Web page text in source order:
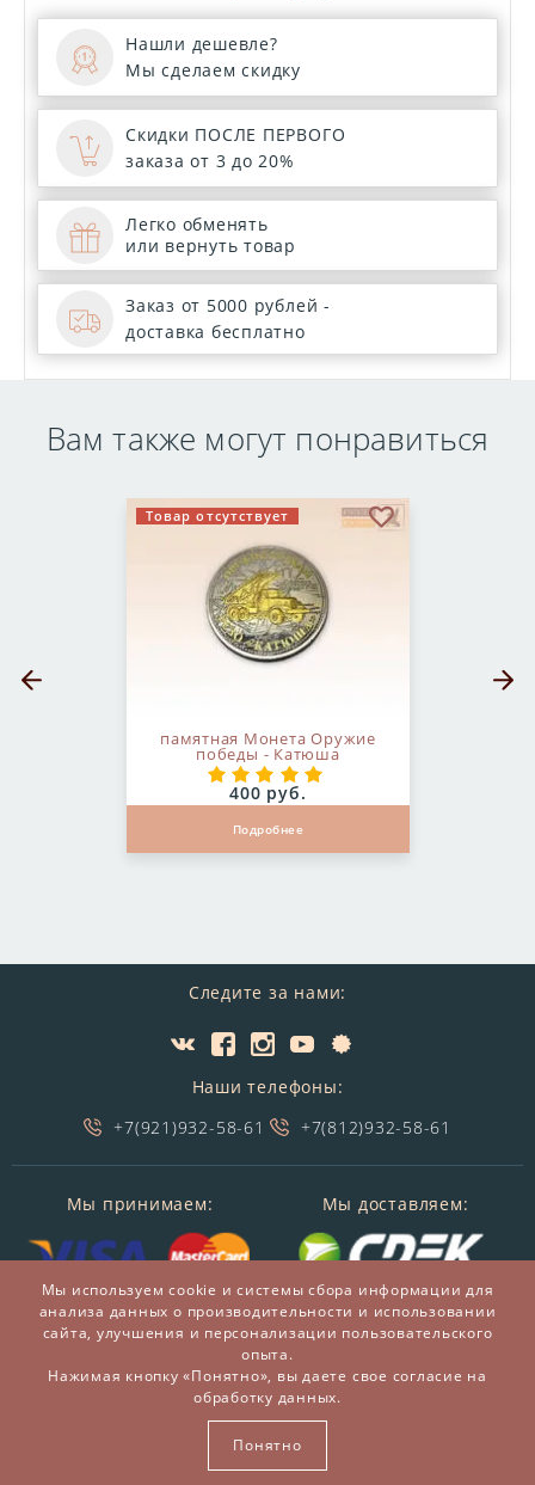
Нашли дешевле?
Мы сделаем скидку
Скидки ПОСЛЕ ПЕРВОГО
заказа от 3 до 20%
Легко обменять
или вернуть товар
Заказ от 5000 рублей -
доставка бесплатно
Вам также могут понравиться
памятная Монета Оружие
победы - Катюша
Цена:
400 руб.
Товар отсутствует
Подробнее
В избранное
Предыдущий слайд
Следите за нами:
Наши телефоны:
+7(921)932-58-61
+7(812)932-58-61
Мы принимаем: Мы доставляем:
© 2014-2026 БронзаМания -Интернет-магазин
подарков и сувениров из бронзы
ВСЕ ПРАВА ЗАЩИЩЕНЫ BRONZAMANIA.RU®
Мы используем cookie и системы сбора информации для
анализа данных о производительности и использовании
сайта, улучшения и персонализации пользовательского
опыта.
Нажимая кнопку «Понятно», вы даете свое согласие на
обработку данных.
Понятно